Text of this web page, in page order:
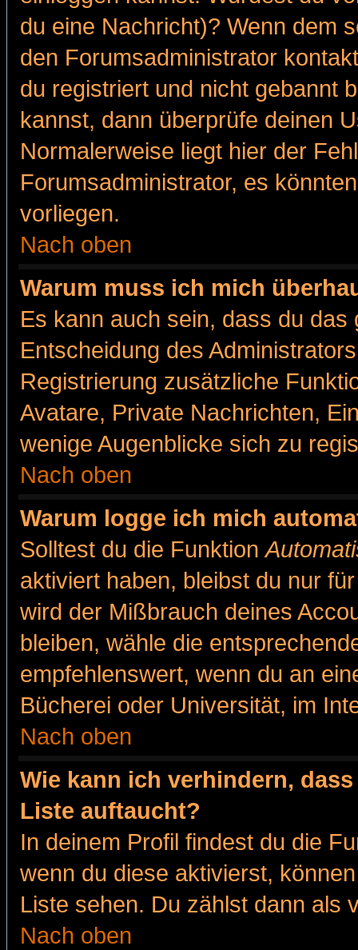
du eine Nachricht)? Wenn dem
den Forumsadministrator
du registriert und nicht gebannt
kannst, dann überprüfe deinen
Normalerweise liegt hier der
Forumsadministrator, es
vorliegen.
Nach oben
Warum muss ich mich
Es kann auch sein, dass du
Entscheidung des
Registrierung zusätzliche
Avatare, Private Nachrichten,
wenige Augenblicke sich zu
Nach oben
Warum logge ich mich
Solltest du die Funktion
aktiviert haben, bleibst du nur
wird der Mißbrauch deines
bleiben, wähle die
empfehlenswert, wenn du an
Bücherei oder Universität, im
Nach oben
Wie kann ich verhindern,
Liste auftaucht?
In deinem Profil findest du die
wenn du diese aktivierst,
Liste sehen. Du zählst dann als
Nach oben